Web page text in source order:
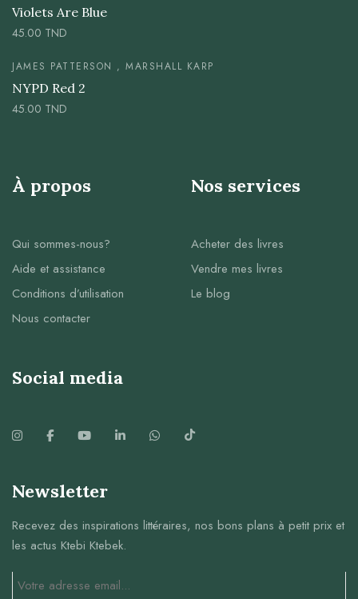
Violets Are Blue
45.00 TND
JAMES PATTERSON , MARSHALL KARP
NYPD Red 2
45.00 TND
À propos
Qui sommes-nous?
Aide et assistance
Conditions d’utilisation
Nous contacter
Nos services
Acheter des livres
Vendre mes livres
Le blog
Social media
Newsletter
Recevez des inspirations littéraires, nos bons plans à petit prix et
les actus Ktebi Ktebek.